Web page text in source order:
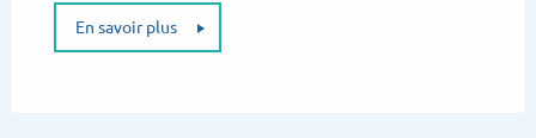
En savoir plus